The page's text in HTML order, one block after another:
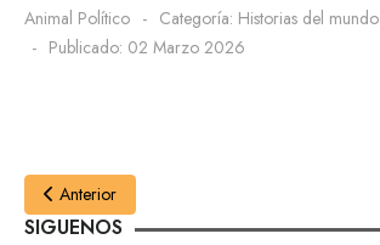
Animal Político Categoría: Historias del mundo
Publicado: 02 Marzo 2026
Anterior
SIGUENOS